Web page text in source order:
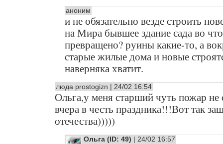
аноним
и не обязательно везде строить
на Мира бывшее здание сада во что
превращено? руины какие-то, а
старые жилые дома и новые
наверняка хватит.
люда prostogizn | 24/02 16:54
Ольга,у меня старший чуть пожар не
вчера в честь праздника!!!Вот так
отечества)))))
Ольга (ID: 49) | 24/02 16:57